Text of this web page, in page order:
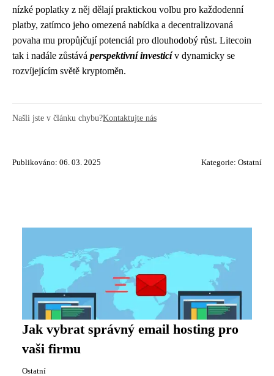
nízké poplatky z něj dělají praktickou volbu pro každodenní
platby, zatímco jeho omezená nabídka a decentralizovaná
povaha mu propůjčují potenciál pro dlouhodobý růst. Litecoin
tak i nadále zůstává perspektivní investicív dynamicky se
rozvíjejícím světě kryptoměn.
Našli jste v článku chybu?Kontaktujte nás
Publikováno: 06. 03. 2025 Kategorie: Ostatní
Jak vybrat správný email hosting pro
vaši firmu
Ostatní